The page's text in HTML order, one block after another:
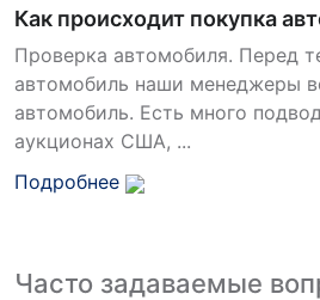
Как происходит покупка
Проверка автомобиля. Перед
автомобиль наши менеджеры
автомобиль. Есть много
аукционах США, ...
Подробнее
Часто задаваемые